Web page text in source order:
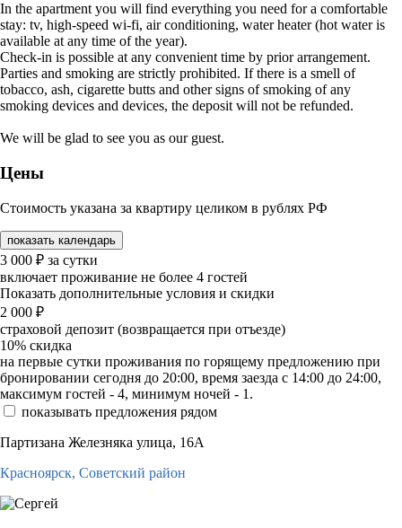
In the apartment you will find everything you need for a comfortable
stay: tv, high-speed wi-fi, air conditioning, water heater (hot water is
available at any time of the year).
Check-in is possible at any convenient time by prior arrangement.
Parties and smoking are strictly prohibited. If there is a smell of
tobacco, ash, cigarette butts and other signs of smoking of any
smoking devices and devices, the deposit will not be refunded.
We will be glad to see you as our guest.
Цены
Стоимость указана за квартиру целиком в рублях РФ
показать календарь
3 000 ₽ за сутки
включает проживание не более 4 гостей
Показать дополнительные условия и скидки
2 000 ₽
страховой депозит (возвращается при отъезде)
10% скидка
на первые сутки проживания по горящему предложению при
бронировании сегодня до 20:00, время заезда с 14:00 до 24:00,
максимум гостей - 4, минимум ночей - 1.
показывать предложения рядом
Партизана Железняка улица, 16А
Красноярск, Советский район